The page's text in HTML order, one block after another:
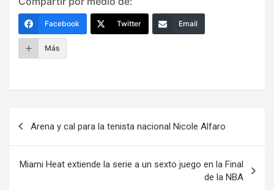
Facebook Twitter Email
Más
Arena y cal para la tenista nacional Nicole Alfaro
Miami Heat extiende la serie a un sexto juego en la Final
de la NBA